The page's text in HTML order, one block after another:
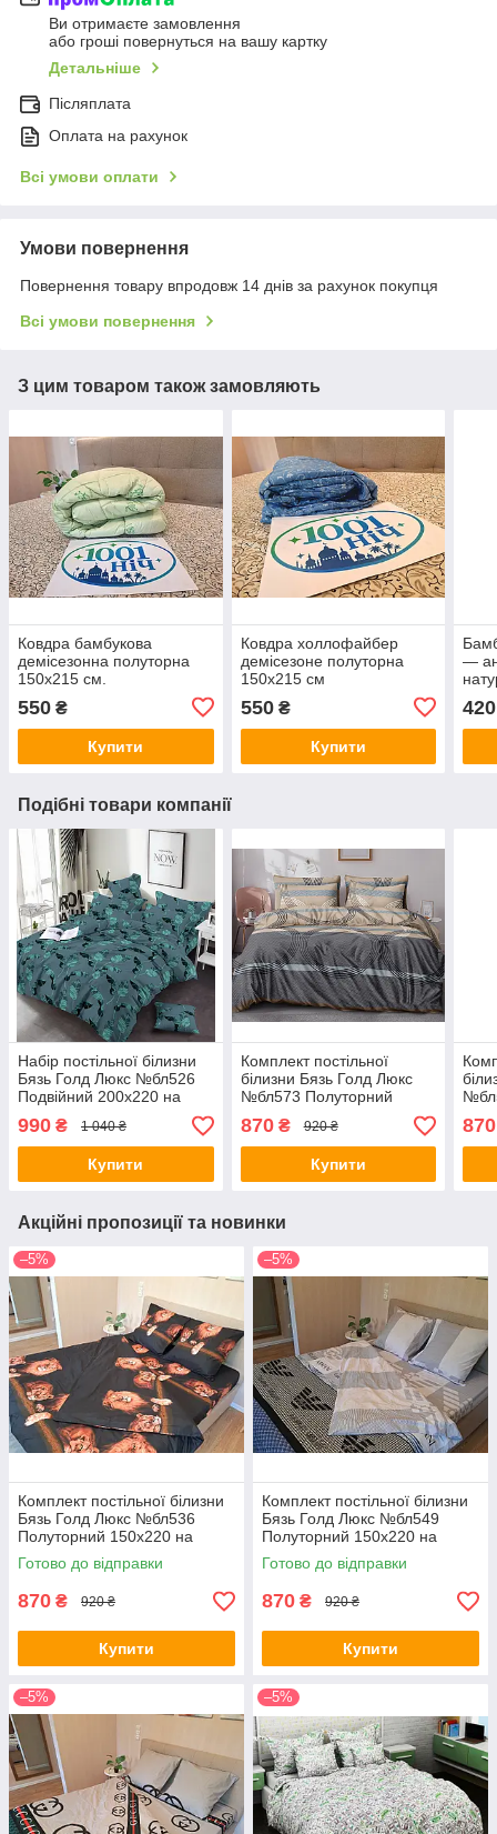
Ви отримаєте замовлення
або гроші повернуться на вашу картку
Детальніше
Післяплата
Оплата на рахунок
Всі умови оплати
Умови повернення
Повернення товару впродовж 14 днів за рахунок покупця
Всі умови повернення
З цим товаром також замовляють
Ковдра бамбукова
демісезонна полуторна
150х215 см.
550 ₴
Купити
Ковдра холлофайбер
демісезоне полуторна
150х215 см
550₴
Купити
—
420
Подібні товари компанії
Набір постільної білизни
Бязь Голд Люкс №бл526
Подвійний 200х220 на
кнопках
990 ₴ 1 040 ₴
Купити
Комплект постільної
білизни Бязь Голд Люкс
№бл573 Полуторний
150х220 на кнопках
870₴ 920 ₴
Купити
870
Акційні пропозиції та новинки
–5%
Комплект постільної білизни
Бязь Голд Люкс №бл536
Полуторний 150х220 на
кнопках
Готово до відправки
870 ₴ 920 ₴
Купити
–5%
Комплект постільної білизни
Бязь Голд Люкс №бл549
Полуторний 150х220 на
кнопках
Готово до відправки
870 ₴ 920 ₴
Купити
–5% –5%